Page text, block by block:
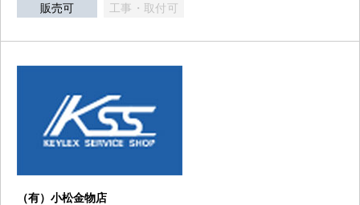
販売可 工事・取付可
（有）小松金物店